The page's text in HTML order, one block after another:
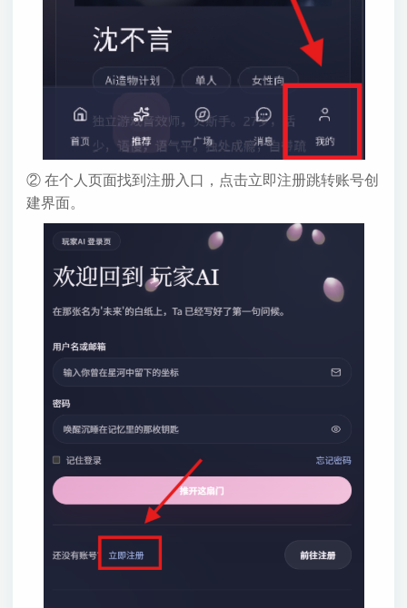
② 在个人页面找到注册入口，点击立即注册跳转账号创
建界面。